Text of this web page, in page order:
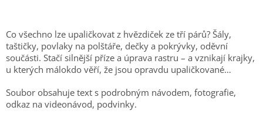
Co všechno lze upaličkovat z hvězdiček ze tří párů? Šály,
taštičky, povlaky na polštáře, dečky a pokrývky, oděvní
součásti. Stačí silnější příze a úprava rastru – a vznikají krajky,
u kterých málokdo věří, že jsou opravdu upaličkované…
Soubor obsahuje text s podrobným návodem, fotografie,
odkaz na videonávod, podvinky.